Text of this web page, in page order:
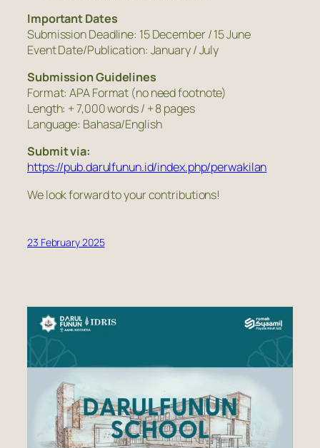
Important Dates
Submission Deadline: 15 December / 15 June
Event Date/Publication: January / July
Submission Guidelines
Format: APA Format (no need footnote)
Length: + 7,000 words / + 8 pages
Language: Bahasa/English
Submit via:
https://pub.darulfunun.id/index.php/perwakilan
We look forward to your contributions!
23 February 2025